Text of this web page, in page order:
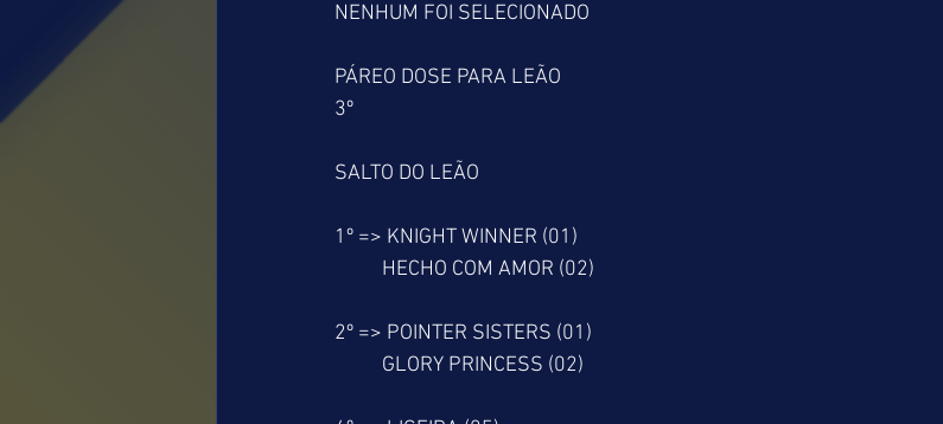
NENHUM FOI SELECIONADO
PÁREO DOSE PARA LEÃO
3º
SALTO DO LEÃO
1º => KNIGHT WINNER (01)
          HECHO COM AMOR (02)
2º => POINTER SISTERS (01)
          GLORY PRINCESS (02)